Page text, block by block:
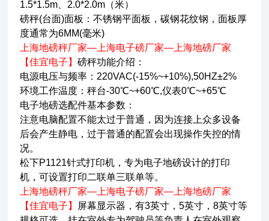
1.5*1.5m、2.0*2.0m（米）
磅秤(台面)面板：不锈钢平面板，碳钢花纹钢，面板厚
度通常为6MM(毫米)
上海地磅秤厂家—上海电子磅厂家—上海地磅厂家
【佳宜电子】磅秤功能介绍：
电源电压与频率：220VAC(-15%~+10%),50HZ±2%
环境工作温度：秤台-30℃~+60℃,仪表0℃~+65℃
电子地磅选配件基本参数：
注意电脑配置不能太过于普通，因为连接上众多设备
后会产生静电，过于普通的配置会出现操作失控的情
况。
松下P1121针式打印机，专为电子地磅设计的打印
机，可设置打印二联单三联单等。
上海地磅秤厂家—上海电子磅厂家—上海地磅厂家
【佳宜电子】 屏幕显示器，有3英寸，5英寸，8英寸等